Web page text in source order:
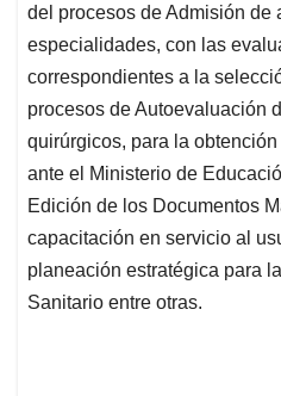
del procesos de Admisión de
especialidades, con las
correspondientes a la
procesos de Autoevaluación
quirúrgicos, para la
ante el Ministerio de
Edición de los Documentos
capacitación en servicio al
planeación estratégica para
Sanitario entre otras.